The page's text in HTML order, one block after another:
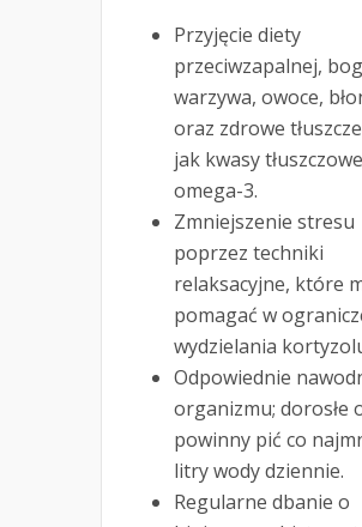
Przyjęcie diety
przeciwzapalnej,
warzywa, owoce,
oraz zdrowe
jak kwasy tłuszczowe
omega-3.
Zmniejszenie stresu
poprzez techniki
relaksacyjne, które
pomagać w
wydzielania
Odpowiednie
organizmu; dorosłe
powinny pić co
litry wody dziennie.
Regularne dbanie o